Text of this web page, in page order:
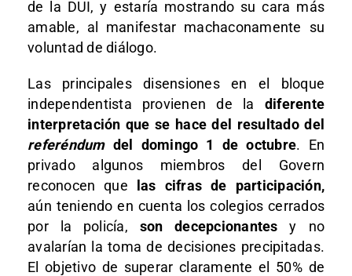
de la DUI, y estaría mostrando su cara más
amable, al manifestar machaconamente su
voluntad de diálogo.
Las principales disensiones en el bloque
independentista provienen de la diferente
interpretación que se hace del resultado del
referéndumdel domingo 1 de octubre. En
privado algunos miembros del Govern
reconocen que
las cifras de participación,
aún teniendo en cuenta los colegios cerrados
por la policía, son decepcionantes y no
avalarían la toma de decisiones precipitadas.
El objetivo de superar claramente el 50% de